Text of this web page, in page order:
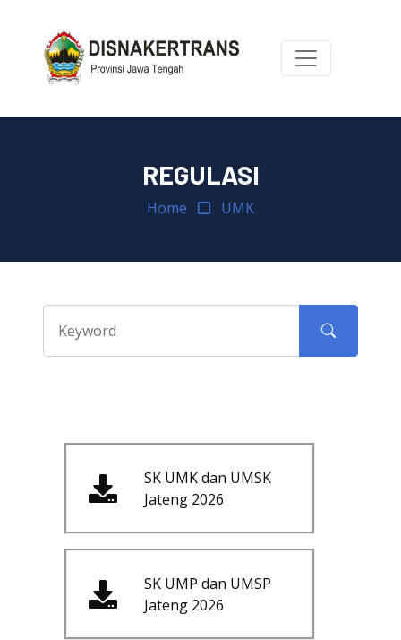
REGULASI
Home UMK
SK UMK dan UMSK
Jateng 2026
SK UMP dan UMSP
Jateng 2026